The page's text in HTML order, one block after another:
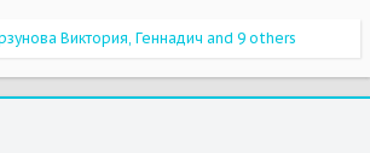
Виктория Геннадич and 9 others